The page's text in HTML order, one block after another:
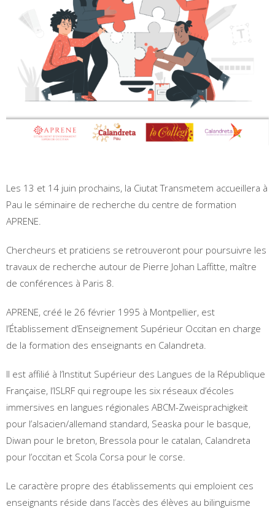
Les 13 et 14 juin prochains, la Ciutat Transmetem accueillera à
Pau le séminaire de recherche du centre de formation
APRENE.
Chercheurs et praticiens se retrouveront pour poursuivre les
travaux de recherche autour de Pierre Johan Laffitte, maître
de conférences à Paris 8.
APRENE, créé le 26 février 1995 à Montpellier, est
l’Établissement d’Enseignement Supérieur Occitan en charge
de la formation des enseignants en Calandreta.
Il est affilié à l’Institut Supérieur des Langues de la République
Française, l’ISLRF qui regroupe les six réseaux d’écoles
immersives en langues régionales ABCM-Zweisprachigkeit
pour l’alsacien/allemand standard, Seaska pour le basque,
Diwan pour le breton, Bressola pour le catalan, Calandreta
pour l’occitan et Scola Corsa pour le corse.
Le caractère propre des établissements qui emploient ces
enseignants réside dans l’accès des élèves au bilinguisme